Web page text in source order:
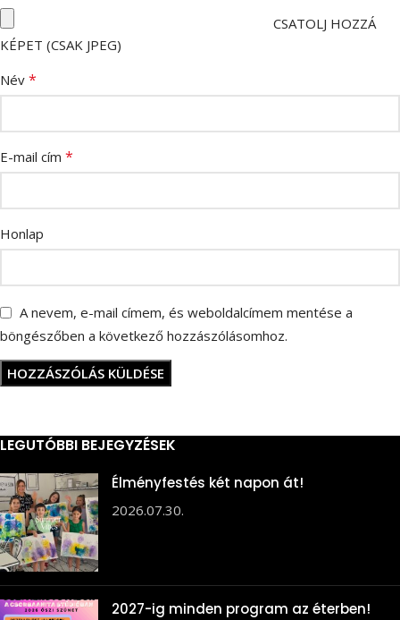
CSATOLJ HOZZÁ
KÉPET (CSAK JPEG)
Név *
E-mail cím *
Honlap
A nevem, e-mail címem, és weboldalcímem mentése a
böngészőben a következő hozzászólásomhoz.
LEGUTÓBBI BEJEGYZÉSEK
Élményfestés két napon át!
2026.07.30.
2027-ig minden program az éterben!